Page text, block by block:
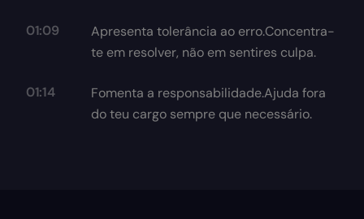
01:09
Apresenta tolerância ao erro.Concentra-
te em resolver, não em sentires culpa.
01:14
Fomenta a responsabilidade.Ajuda fora
do teu cargo sempre que necessário.